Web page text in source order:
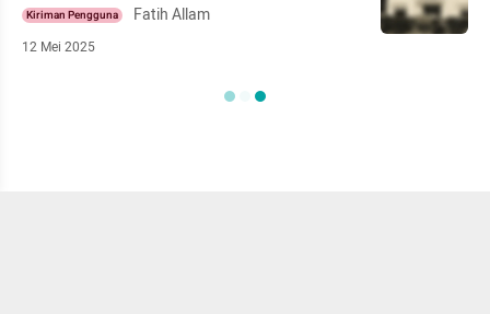
Kiriman Pengguna Fatih Allam
12 Mei 2025